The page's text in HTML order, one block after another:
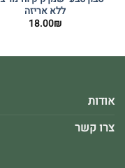
ללא אריזה
18.00₪
אודות
צרו קשר